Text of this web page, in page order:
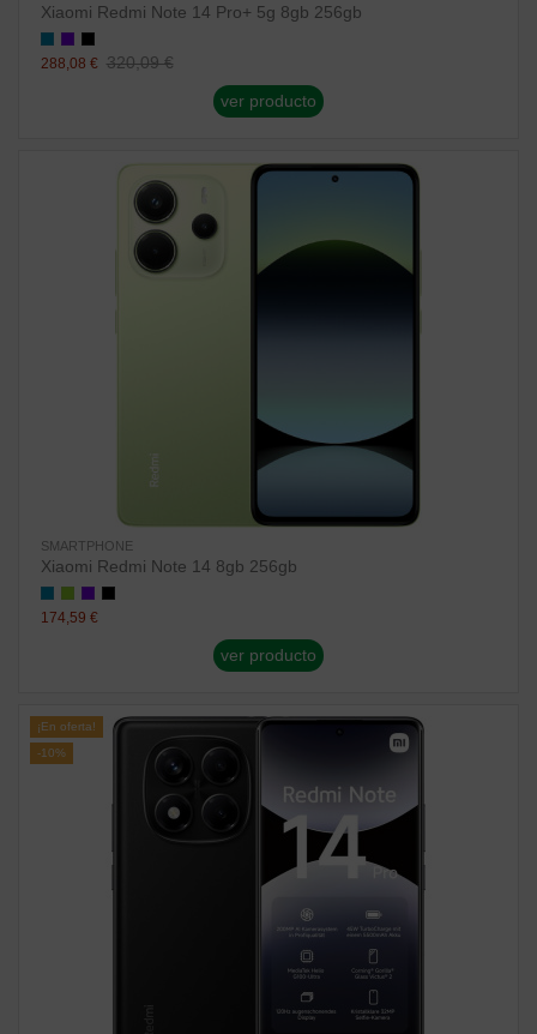
Xiaomi Redmi Note 14 Pro+ 5g 8gb 256gb
288,08 € 320,09 €
ver producto
SMARTPHONE
Xiaomi Redmi Note 14 8gb 256gb
174,59 €
ver producto
¡En oferta!
-10%